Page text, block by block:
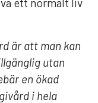
är att man kan
utan
en ökad
i hela